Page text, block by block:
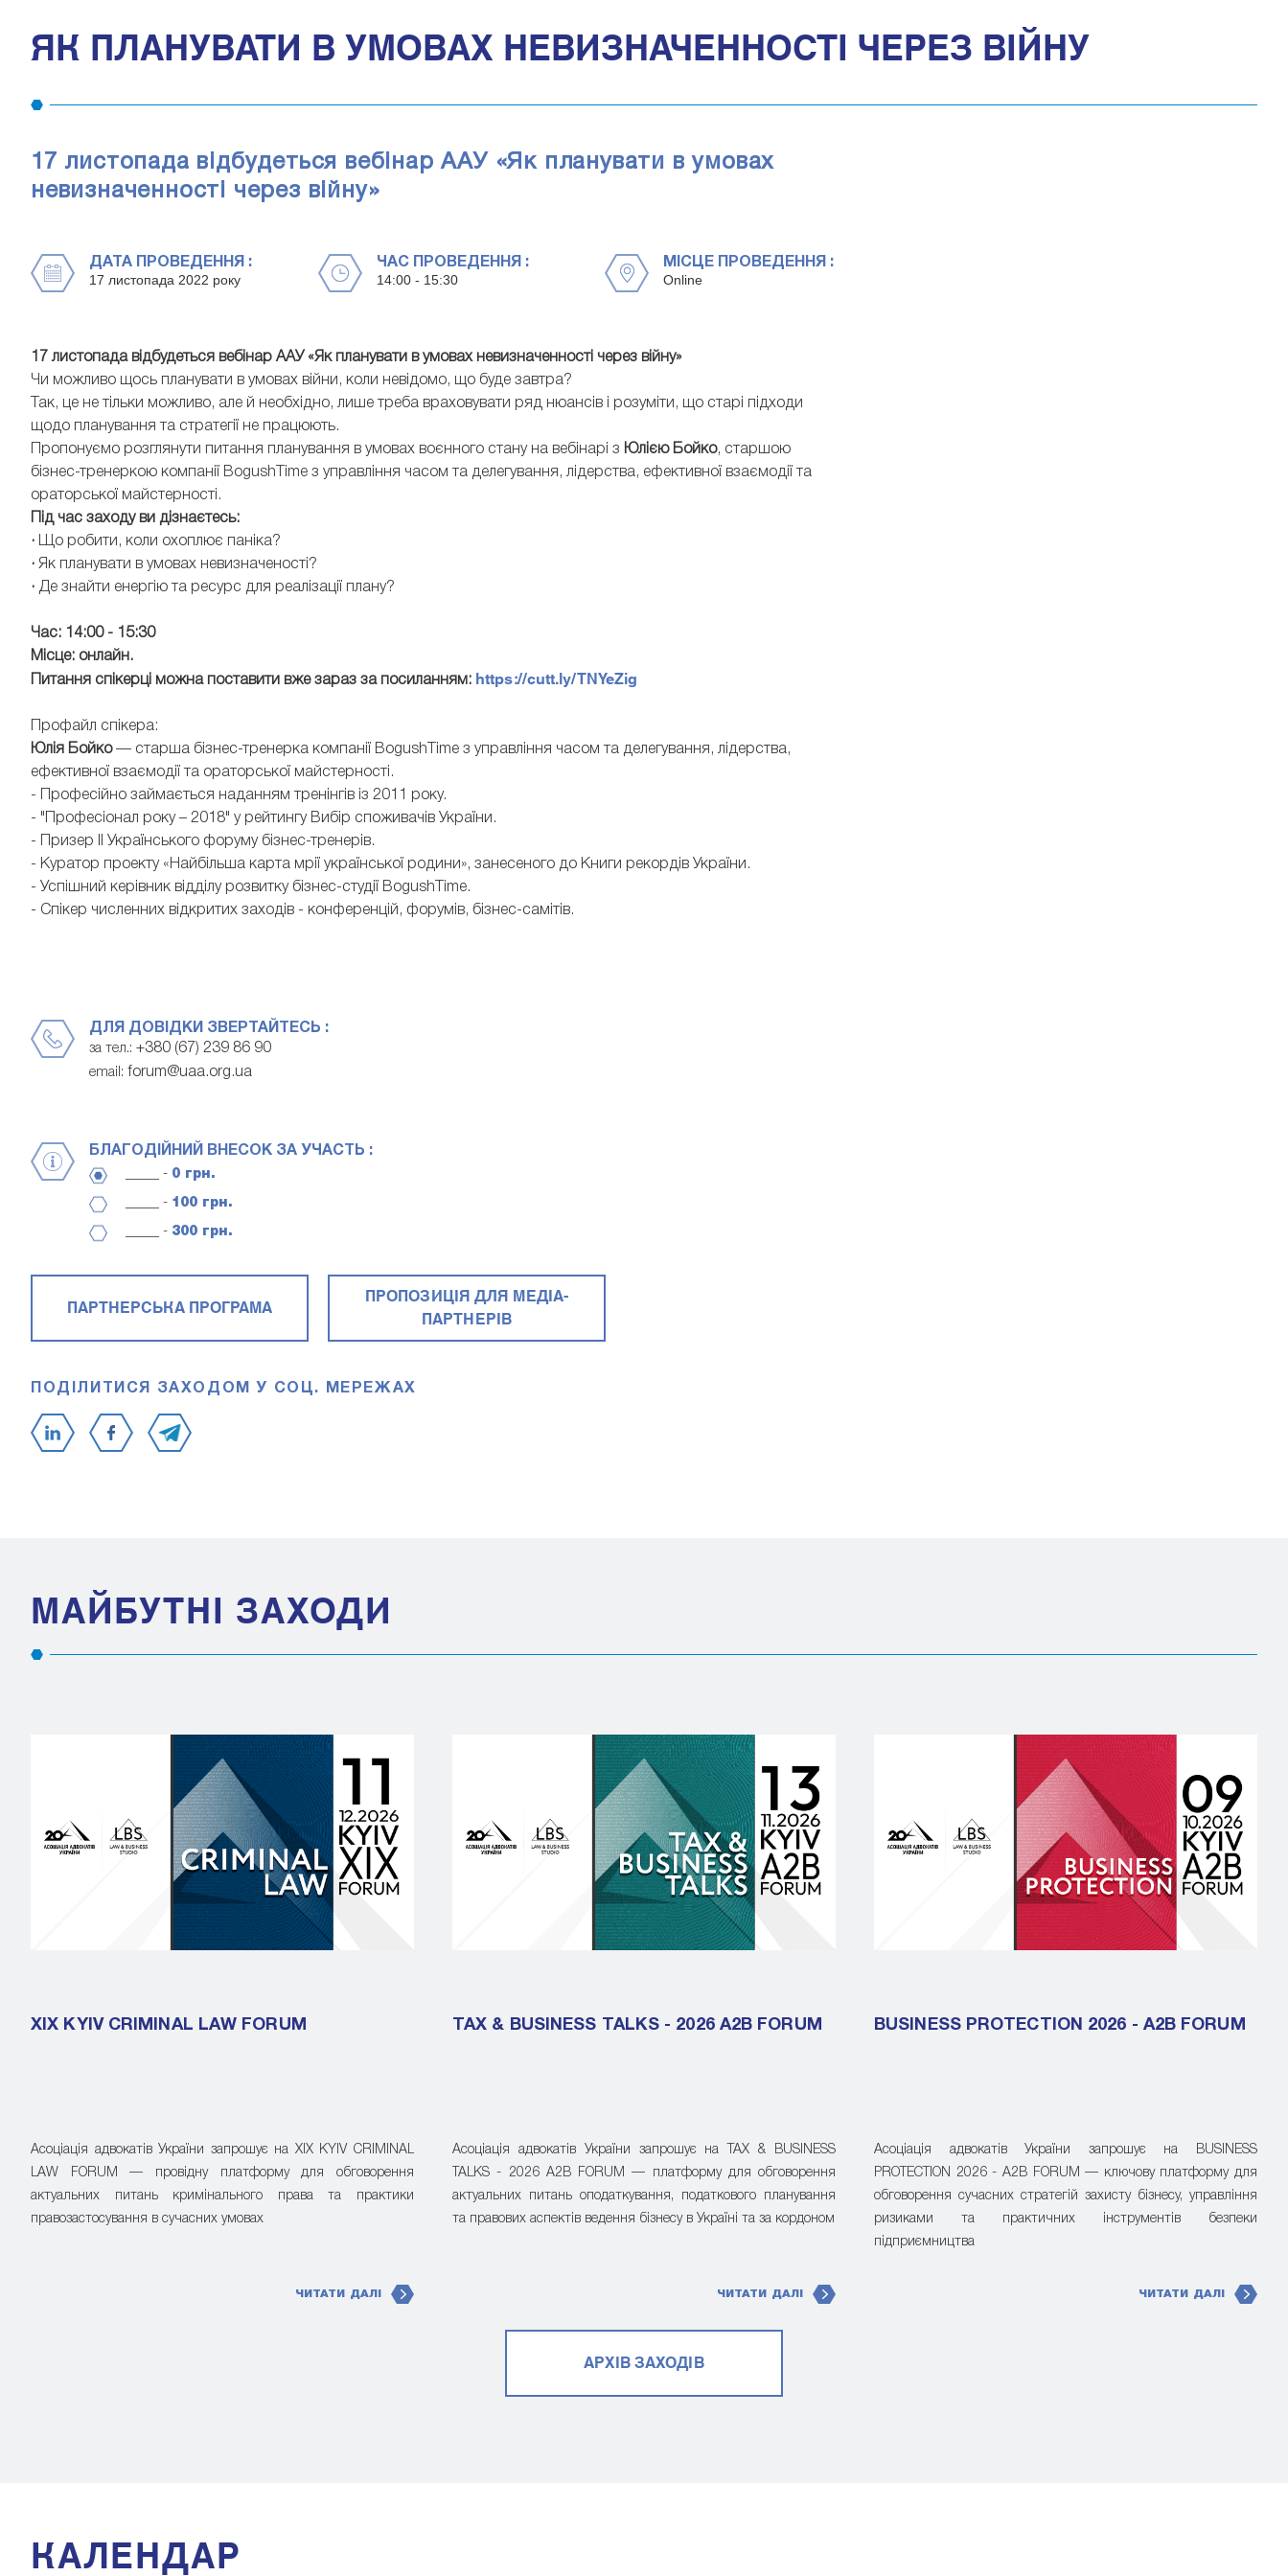
ЯК ПЛАНУВАТИ В УМОВАХ НЕВИЗНАЧЕННОСТІ ЧЕРЕЗ ВІЙНУ
17 листопада відбудеться вебінар ААУ «Як планувати в умовах
невизначенності через війну»
ДАТА ПРОВЕДЕННЯ :
17 листопада 2022 року
ЧАС ПРОВЕДЕННЯ :
14:00 - 15:30
МІСЦЕ ПРОВЕДЕННЯ :
Online
17 листопада відбудеться вебінар ААУ «Як планувати в умовах невизначенності через війну»
Чи можливо щось планувати в умовах війни , коли невідомо, що буде завтра?
Так, це не тільки можливо, але й необхідно, лише треба враховувати ряд нюансів і розуміти, що старі підходи
щодо планування та стратегії не працюють.
Пропонуємо розглянути питання планування в умовах воєнного стану на вебінарі з Юлією Бойко, старшою
бізнес-тренеркою компанії BogushTime з управління часом та делегування, лідерства, ефективної взаємодії та
ораторської майстерності.
Під час заходу ви дізнаєтесь:
· Що робити, коли охоплює паніка?
· Як планувати в умовах невизначеності?
· Де знайти енергію та ресурс для реалізації плану?
Час: 14:00 - 15:30
Місце: онлайн.
Питання спікерці можна поставити вже зараз за посиланням: https://cutt.ly/TNYeZig
Профайл спікера:
Юлія Бойко— старша бізнес-тренерка компанії BogushTime з управління часом та делегування, лідерства,
ефективної взаємодії та ораторської майстерності.
- Професійно займається наданням тренінгів із 2011 року.
- "Професіонал року – 2018" у рейтингу Вибір споживачів України.
- Призер ІІ Українського форуму бізнес-тренерів.
- Куратор проекту «Найбільша карта мрії української родини», занесеного до Книги рекордів України.
- Успішний керівник відділу розвитку бізнес-студії BogushTime.
- Спікер численних відкритих заходів - конференцій, форумів, бізнес-самітів.
ДЛЯ ДОВІДКИ ЗВЕРТАЙТЕСЬ :
за тел.: +380 (67) 239 86 90
email: forum@uaa.org.ua
БЛАГОДІЙНИЙ ВНЕСОК ЗА УЧАСТЬ :
_____ - 0 грн.
_____ - 100 грн.
_____ - 300 грн.
ПАРТНЕРСЬКА ПРОГРАМА
ПРОПОЗИЦІЯ ДЛЯ МЕДІА-
ПАРТНЕРІВ
ПОДІЛИТИСЯ ЗАХОДОМ У СОЦ. МЕРЕЖАХ
МАЙБУТНІ ЗАХОДИ
XIX KYIV CRIMINAL LAW FORUM
Асоціація адвокатів України запрошує на XIX KYIV CRIMINAL
LAW FORUM — провідну платформу для обговорення
актуальних питань кримінального права та практики
правозастосування в сучасних умовах
ЧИТАТИ ДАЛІ
TAX & BUSINESS TALKS - 2026 A2B FORUM
Асоціація адвокатів України запрошує на TAX & BUSINESS
TALKS - 2026 A2B FORUM — платформу для обговорення
актуальних питань оподаткування, податкового планування
та правових аспектів ведення бізнесу в Україні та за кордоном
ЧИТАТИ ДАЛІ
BUSINESS PROTECTION 2026 - A2B FORUM
Асоціація адвокатів України запрошує на BUSINESS
PROTECTION 2026 - A2B FORUM — ключову платформу для
обговорення сучасних стратегій захисту бізнесу, управління
ризиками та практичних інструментів безпеки
підприємництва
ЧИТАТИ ДАЛІ
АРХІВ ЗАХОДІВ
КАЛЕНДАР